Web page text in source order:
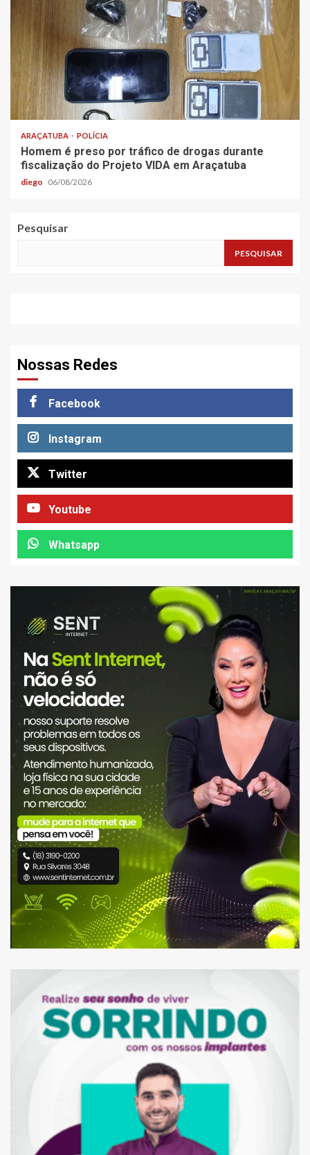
ARAÇATUBA POLÍCIA
Homem é preso por tráfico de drogas durante
fiscalização do Projeto VIDA em Araçatuba
diego 06/08/2026
Pesquisar
PESQUISAR
Nossas Redes
Facebook
Instagram
Twitter
Youtube
Whatsapp